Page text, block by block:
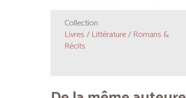
Collection
Livres/ Littérature/ Romans &
Récits